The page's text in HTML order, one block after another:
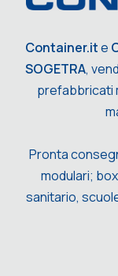
Container.ite
SOGETRA,
prefabbricati
Pronta
modulari;
sanitario,